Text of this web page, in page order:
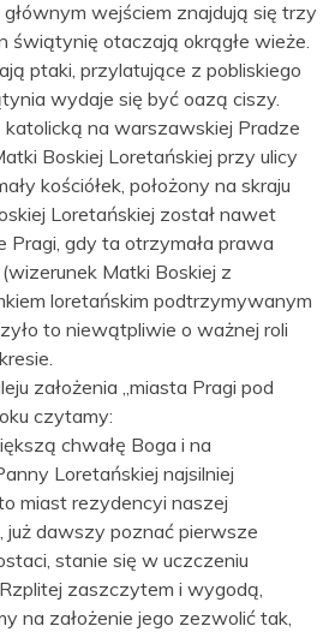
wejściem znajdują się trzy
świątynię otaczają okrągłe wieże.
ptaki, przylatujące z pobliskiego
wydaje się być oazą ciszy.
na warszawskiej Pradze
Boskiej Loretańskiej przy ulicy
kościółek, położony na skraju
Loretańskiej został nawet
Pragi, gdy ta otrzymała prawa
Matki Boskiej z
loretańskim podtrzymywanym
to niewątpliwie o ważnej roli
założenia „miasta Pragi pod
czytamy:
chwałę Boga i na
Loretańskiej najsilniej
miast rezydencyi naszej
już dawszy poznać pierwsze
stanie się w uczczeniu
zaszczytem i wygodą,
na założenie jego zezwolić tak,